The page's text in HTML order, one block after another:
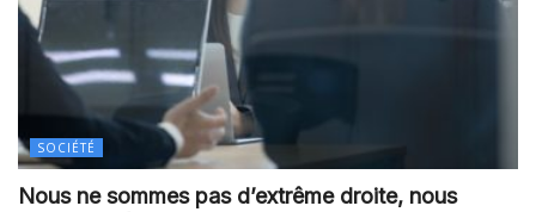
SOCIÉTÉ
Nous ne sommes pas d’extrême droite, nous